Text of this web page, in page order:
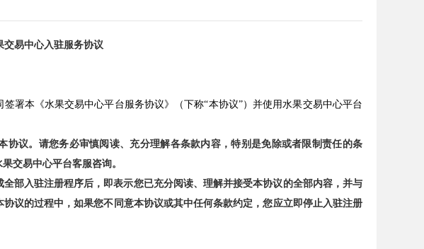
交易中心入驻服务协议
署本《水果交易中心平台服务协议》（下称“本协议”）并使用水果交易中心平台
协议。请您务必审慎阅读、充分理解各条款内容，特别是免除或者限制责任的条
交易中心平台客服咨询。
部入驻注册程序后，即表示您已充分阅读、理解并接受本协议的全部内容，并与
议的过程中，如果您不同意本协议或其中任何条款约定，您应立即停止入驻注册